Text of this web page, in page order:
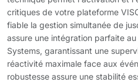
critiques de votre plateforme
fiable la gestion simultanée de
assure une intégration parfaite
Systems, garantissant une
réactivité maximale face aux
robustesse assure une stabilité